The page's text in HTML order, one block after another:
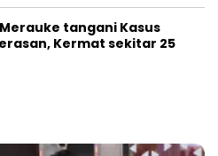
tangani Kasus
Kermat sekitar 25